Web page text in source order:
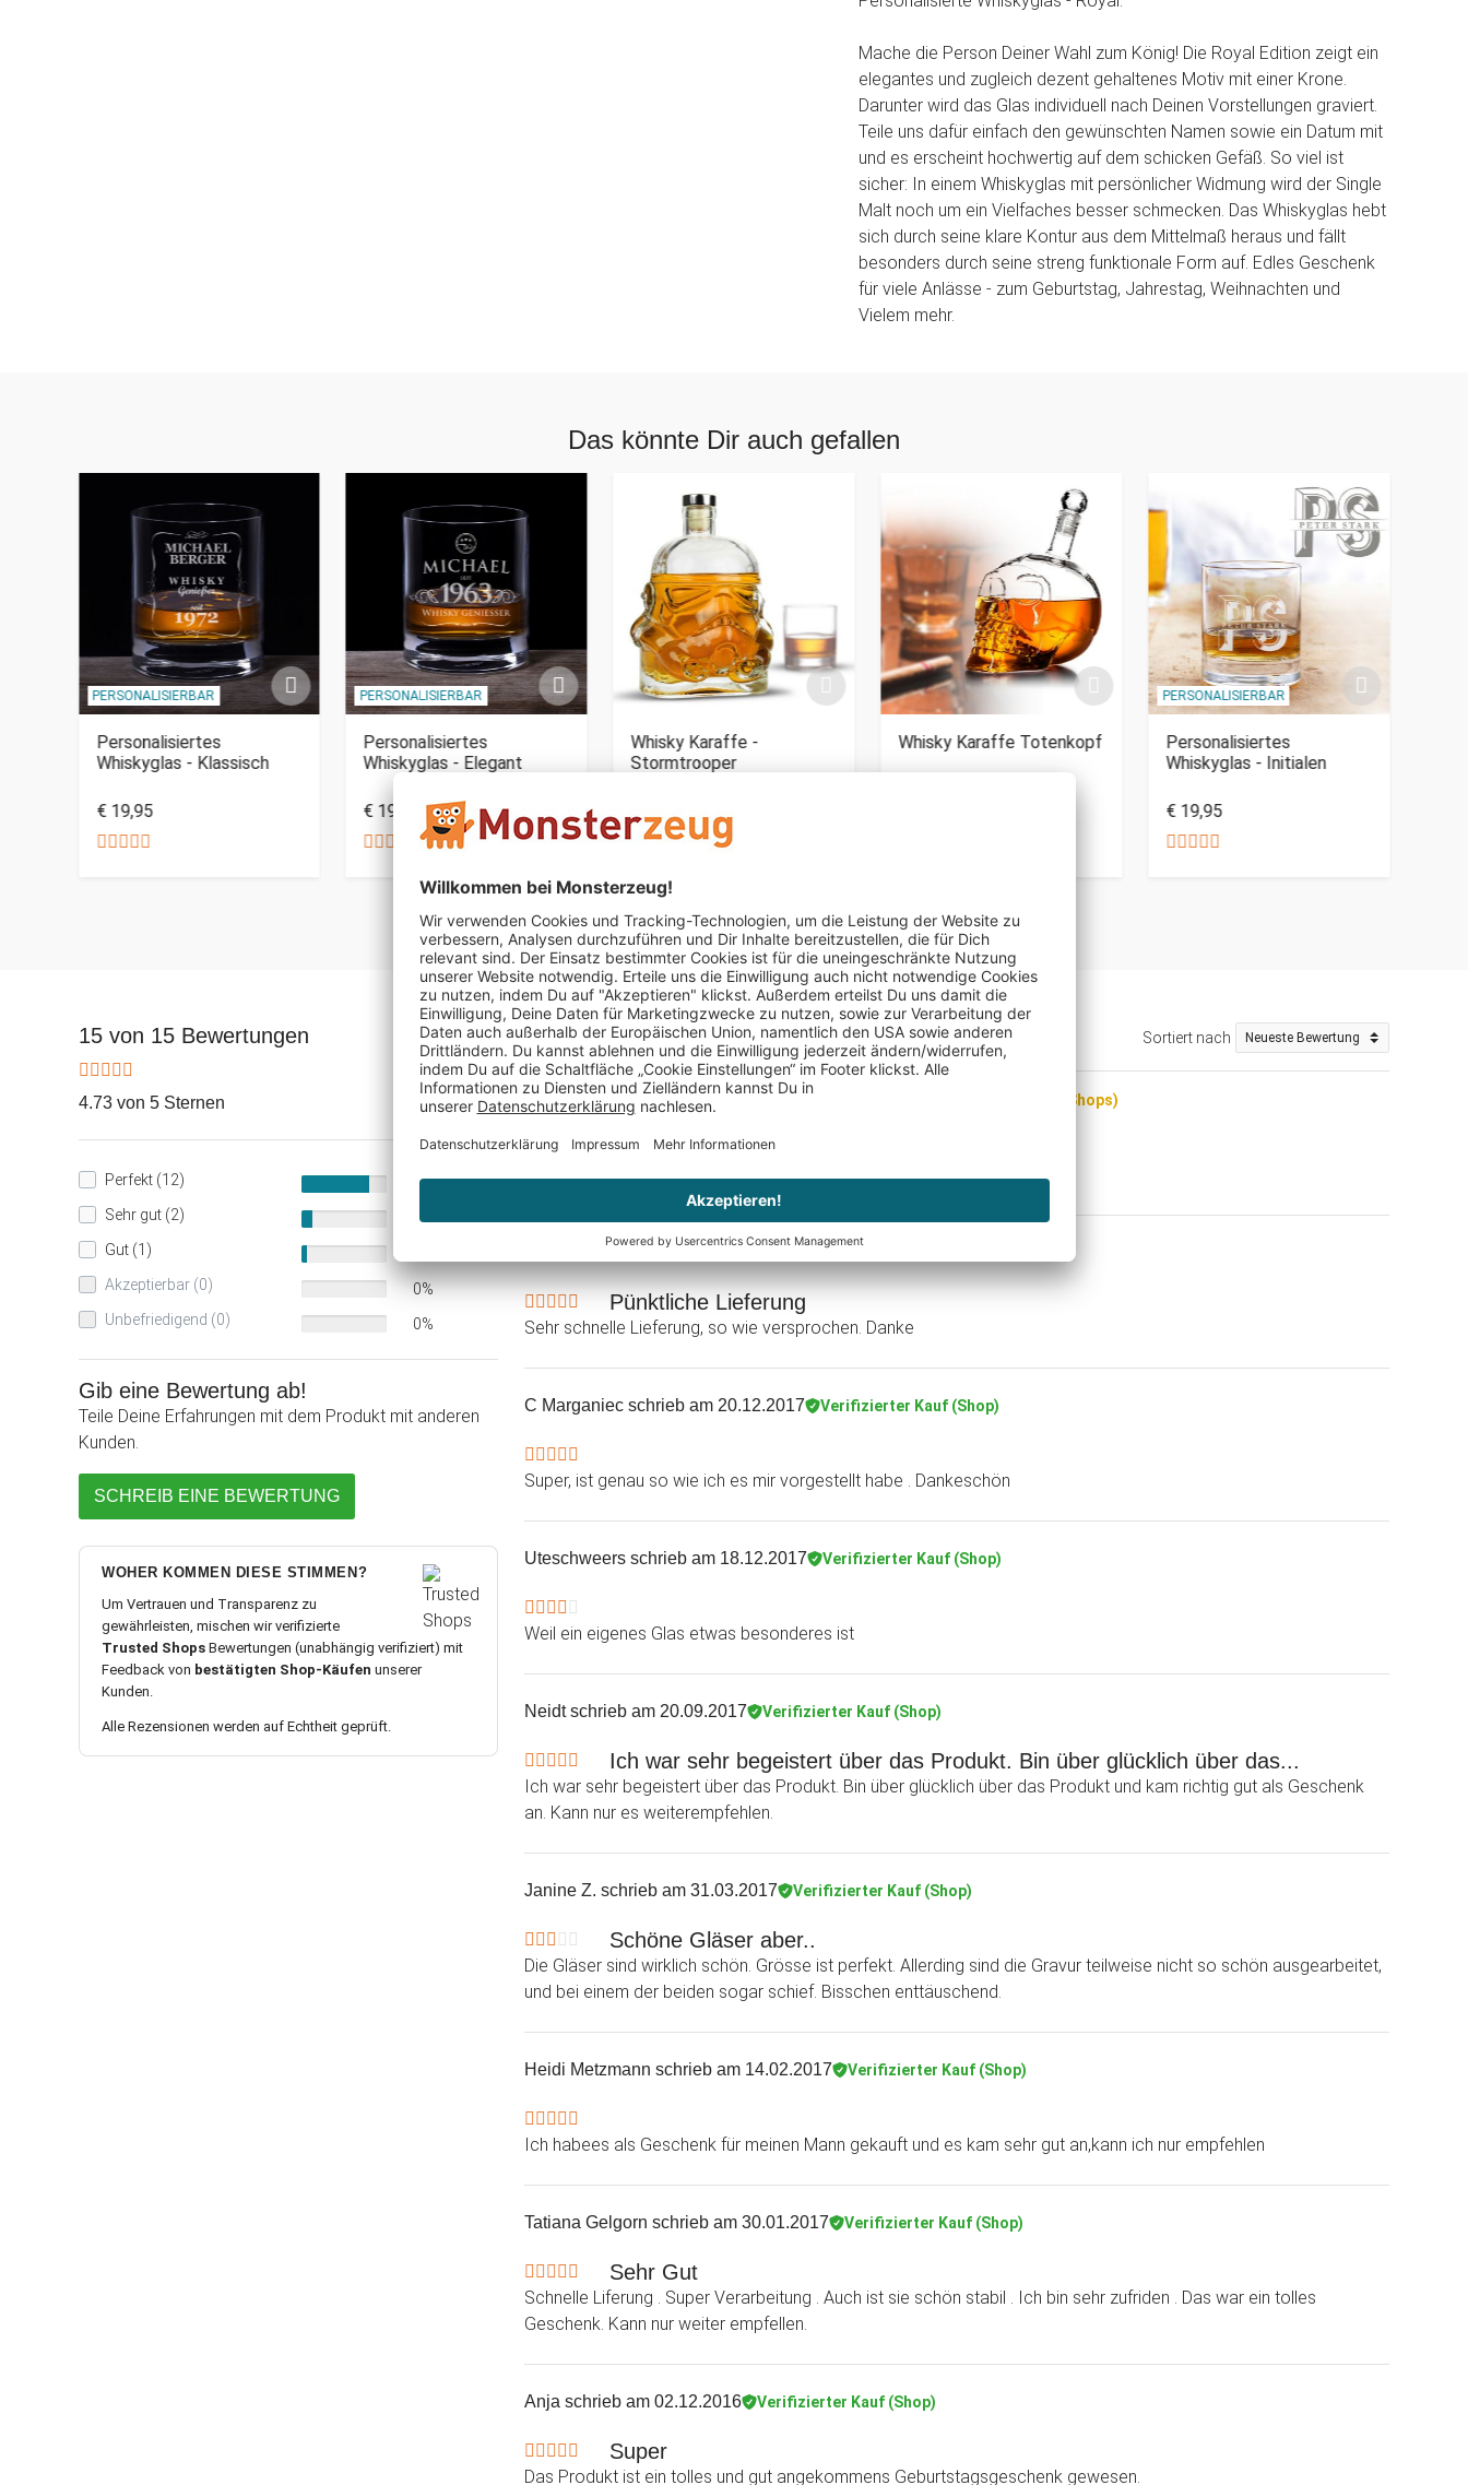
Mache die Person Deiner Wahl zum König! Die Royal Edition zeigt ein
elegantes und zugleich dezent gehaltenes Motiv mit einer Krone.
Darunter wird das Glas individuell nach Deinen Vorstellungen graviert.
Teile uns dafür einfach den gewünschten Namen sowie ein Datum mit
und es erscheint hochwertig auf dem schicken Gefäß. So viel ist
sicher: In einem Whiskyglas mit persönlicher Widmung wird der Single
Malt noch um ein Vielfaches besser schmecken. Das Whiskyglas hebt
sich durch seine klare Kontur aus dem Mittelmaß heraus und fällt
besonders durch seine streng funktionale Form auf. Edles Geschenk
für viele Anlässe - zum Geburtstag, Jahrestag, Weihnachten und
Vielem mehr.
Das könnte Dir auch gefallen
PERSONALISIERBAR
Personalisiertes
Whiskyglas - Klassisch
€ 19,95
PERSONALISIERBAR
Personalisiertes
Whiskyglas - Elegant
€ 19,95
Whisky Karaffe -
Stormtrooper
Whisky Karaffe Totenkopf
PERSONALISIERBAR
Personalisiertes
Whiskyglas - Initialen
€ 19,95
15 von 15 Bewertungen
4.73 von 5 Sternen
Perfekt (12)
80%
Sehr gut (2)
13%
Gut (1)
Akzeptierbar (0)
0%
Unbefriedigend (0)
0%
Gib eine Bewertung ab!
Teile Deine Erfahrungen mit dem Produkt mit anderen
Kunden.
SCHREIB EINE BEWERTUNG
WOHER KOMMEN DIESE STIMMEN?
Um Vertrauen und Transparenz zu
gewährleisten, mischen wir verifizierte
Trusted Shops Bewertungen (unabhängig verifiziert) mit
Feedback von bestätigten Shop-Käufen unserer
Kunden.
Alle Rezensionen werden auf Echtheit geprüft.
Sortiert nach
Kati Ruhl-Tessnowschrieb am 22.01.2026 Verifizierter Kauf (Trusted Shops)
Gern wieder
Thomas Zimmermann schrieb am 23.12.2017
Pünktliche Lieferung
Sehr schnelle Lieferung, so wie versprochen. Danke
C Marganiec schrieb am 20.12.2017 Verifizierter Kauf (Shop)
Super, ist genau so wie ich es mir vorgestellt habe . Dankeschön
Uteschweers schrieb am 18.12.2017 Verifizierter Kauf (Shop)
Weil ein eigenes Glas etwas besonderes ist
Neidtschrieb am 20.09.2017 Verifizierter Kauf (Shop)
Ich war sehr begeistert über das Produkt. Bin über glücklich über das...
Ich war sehr begeistert über das Produkt. Bin über glücklich über das Produkt und kam richtig gut als Geschenk
an. Kann nur es weiterempfehlen.
Janine Z. schrieb am 31.03.2017 Verifizierter Kauf (Shop)
Schöne Gläser aber..
Die Gläser sind wirklich schön. Grösse ist perfekt. Allerding sind die Gravur teilweise nicht so schön ausgearbeitet,
und bei einem der beiden sogar schief. Bisschen enttäuschend.
Heidi Metzmann schrieb am 14.02.2017 Verifizierter Kauf (Shop)
Ich habees als Geschenk für meinen Mann gekauft und es kam sehr gut an,kann ich nur empfehlen
Tatiana Gelgorn schrieb am 30.01.2017 Verifizierter Kauf (Shop)
Sehr Gut
Schnelle Liferung . Super Verarbeitung . Auch ist sie schön stabil . Ich bin sehr zufriden . Das war ein tolles
Geschenk. Kann nur weiter empfellen.
Anja schrieb am 02.12.2016 Verifizierter Kauf (Shop)
Super
Das Produkt ist ein tolles und gut angekommens Geburtstagsgeschenk gewesen.